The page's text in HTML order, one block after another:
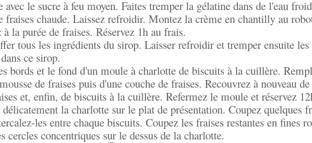
avec le sucre à feu moyen. Faites tremper la gélatine dans de l'eau
fraises chaude. Laissez refroidir. Montez la crème en chantilly au
la purée de fraises. Réservez 1h au frais.
tous les ingrédients du sirop. Laisser refroidir et tremper ensuite
ce sirop.
bords et le fond d'un moule à charlotte de biscuits à la cuillère.
de fraises puis d'une couche de fraises. Recouvrez à nouveau
et, enfin, de biscuits à la cuillère. Refermez le moule et réservez
la charlotte sur le plat de présentation. Coupez quelques
les entre chaque biscuits. Coupez les fraises restantes en fines
cercles concentriques sur le dessus de la charlotte.